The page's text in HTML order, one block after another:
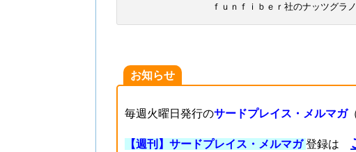
ｆｕｎｆｉｂｅｒ社のナッツグラ
お知らせ
毎週火曜日発行のサードプレイス・メルマガ
【週刊】サードプレイス・メルマガ 登録は